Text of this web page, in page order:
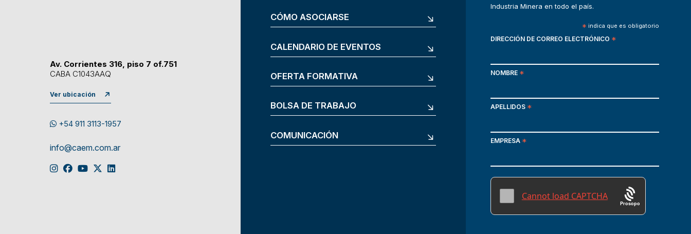
Av. Corrientes 316, piso 7 of.751
CABA C1043AAQ
Ver ubicación
+54 911 3113-1957
info@caem.com.ar
CÓMO ASOCIARSE
CALENDARIO DE EVENTOS
OFERTA FORMATIVA
BOLSA DE TRABAJO
COMUNICACIÓN
Industria Minera en todo el país.
* indica que es obligatorio
DIRECCIÓN DE CORREO ELECTRÓNICO *
NOMBRE *
APELLIDOS *
EMPRESA *
Prosopo